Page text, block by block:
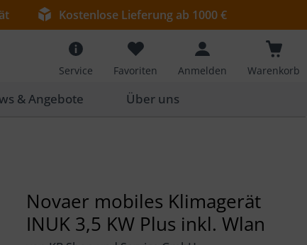
Kostenlose Lieferung ab 1000 €
Service Favoriten Anmelden Warenkorb
& Angebote Über uns
Novaer mobiles Klimagerät
INUK 3,5 KW Plus inkl. Wlan